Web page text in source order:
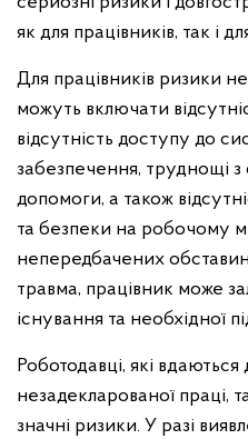
як для працівників, так і
Для працівників ризики
можуть включати
відсутність доступу до
забезпечення, труднощі
допомоги, а також
та безпеки на робочому
непередбачених
травма, працівник може
існування та необхідної
Роботодавці, які
незадекларованої праці,
значні ризики. У разі